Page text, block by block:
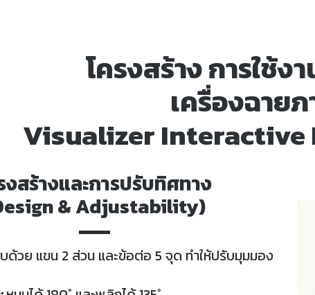
โครงสร้าง การใช้
เครื่องฉาย
Visualizer Interactive
งสร้างและการปรับทิศทาง
& Adjustability)
ด้วย แขน 2 ส่วน และข้อต่อ 5 จุด ทำให้ปรับมุมมอง